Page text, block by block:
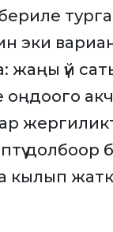
эки
жаңы үй
оңдоого
долбоор
кылып